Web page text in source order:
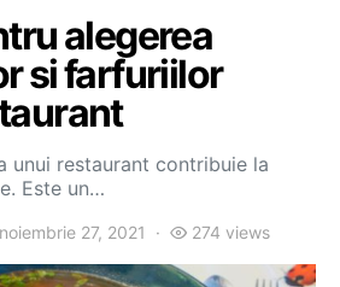
alegerea
si farfuriilor
unui restaurant contribuie la
Este un…
noiembrie 27, 2021 274 views